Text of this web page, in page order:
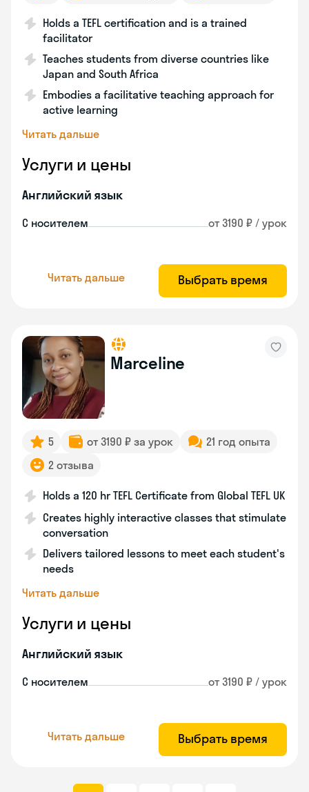
Holds a TEFL certification and is a trained
facilitator
Teaches students from diverse countries like
Japan and South Africa
Embodies a facilitative teaching approach for
active learning
Читать дальше
Услуги и цены
Английский язык
С носителем от 3190 ₽ / урок
Читать дальше Выбрать время
Marceline
5 от 3190 ₽ за урок
21 год опыта
2 отзыва
Holds a 120 hr TEFL Certificate from Global TEFL UK
Creates highly interactive classes that stimulate
conversation
Delivers tailored lessons to meet each student's
needs
Читать дальше
Услуги и цены
Английский язык
С носителем от 3190 ₽ / урок
Читать дальше Выбрать время